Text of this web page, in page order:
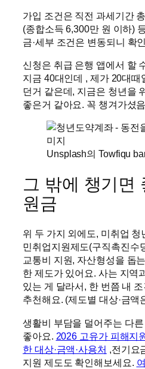
가입 조건은 직전 과세기간
(종합소득 6,300만 원 이하)
금·세부 조건은 변동되니 확
신청은 취급 은행 앱에서 할
지금 40대인데 , 제가 20대때
던거 같은데, 지금은 청년을
좋은거 같아요. 꼭 챙겨가셨
Unsplash의 Towfiqu
그 밖에 챙기면
원금
위 두 가지 외에도, 미취업
민취업지원제도(구직촉진수
교통비 지원, 자산형성을 돕
한 제도가 있어요. 사는 지역
있는 게 달라서, 한 번쯤 내
추천해요. (제도별 대상·금액
생활비 부담을 덜어주는 다
좋아요. 2026 고유가 피해지
한 대상·금액·사용처
,전기요
지원 제도도 확인해보세요.